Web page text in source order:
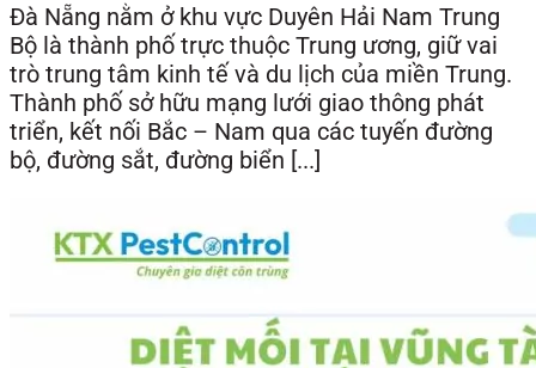
Đà Nẵng nằm ở khu vực Duyên Hải Nam Trung
Bộ là thành phố trực thuộc Trung ương, giữ vai
trò trung tâm kinh tế và du lịch của miền Trung.
Thành phố sở hữu mạng lưới giao thông phát
triển, kết nối Bắc – Nam qua các tuyến đường
bộ, đường sắt, đường biển [...]